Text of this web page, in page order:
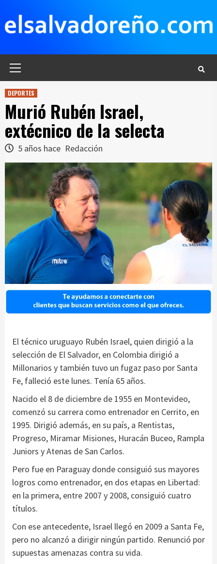
contenido
DEPORTES
Murió Rubén Israel,
extécnico de la selecta
5 años hace Redacción
El técnico uruguayo Rubén Israel, quien dirigió a la
selección de El Salvador, en Colombia dirigió a
Millonarios y también tuvo un fugaz paso por Santa
Fe, falleció este lunes. Tenía 65 años.
Nacido el 8 de diciembre de 1955 en Montevideo,
comenzó su carrera como entrenador en Cerrito, en
1995. Dirigió además, en su país, a Rentistas,
Progreso, Miramar Misiones, Huracán Buceo, Rampla
Juniors y Atenas de San Carlos.
Pero fue en Paraguay donde consiguió sus mayores
logros como entrenador, en dos etapas en Libertad:
en la primera, entre 2007 y 2008, consiguió cuatro
títulos.
Con ese antecedente, Israel llegó en 2009 a Santa Fe,
pero no alcanzó a dirigir ningún partido. Renunció por
supuestas amenazas contra su vida.